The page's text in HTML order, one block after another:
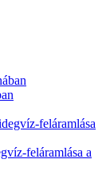
feláramlása a